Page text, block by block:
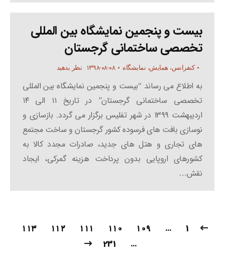
بیست و پنجمین نمایشگاه بین المللی
تخصصی ساختمانی گرجستان
کنفرانس، همایش، نمایشگاه ۱۳۹۸-۰۸-۰۸ نظر بدهید
به اطلاع می رساند “بیست و پنجمین نمایشگاه بین المللی
تخصصی ساختمانی گرجستان” در تاریخ ۱۱ الی ۱۴
اردیبهشت ۱۳۹۹ در شهر تفلیس برگزار می گردد. بازسازی و
نوسازی بافت های فرسوده کشور گرجستان و ساخت مجتمع
های تجاری و هتل های جدید، صادرات مجدد کالا به
کشورهای اروپایی بدون پرداخت هزینه گمرکی، ایجاد
نقش…
1
… ۱۰۹ ۱۱۰ ۱۱۱ ۱۱۲
۱۱۳
…
231